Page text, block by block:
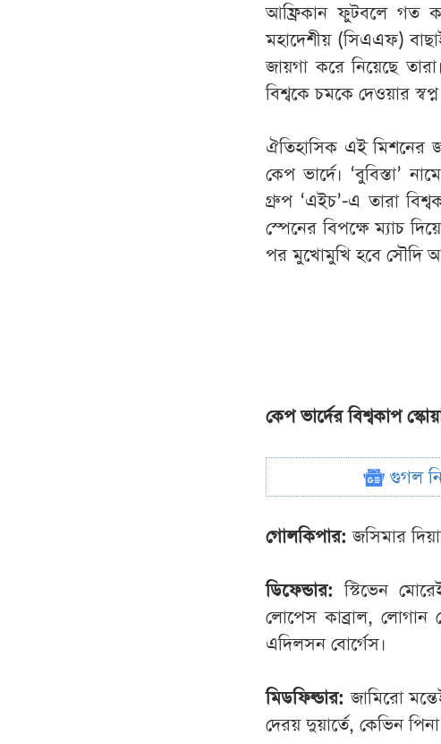
আফ্রিকান ফুটবলে গত
মহাদেশীয় (সিএএফ)
জায়গা করে নিয়েছে
বিশ্বকে চমকে দেওয়ার
ঐতিহাসিক এই মিশনের
কেপ ভার্দে। ‘বুবিস্তা’
গ্রুপ ‘এইচ’-এ তারা
স্পেনের বিপক্ষে ম্যাচ
পর মুখোমুখি হবে সৌদি
কেপ ভার্দের বিশ্বকাপ
গুগল
গোলকিপার: জসিমার
ডিফেন্ডার:স্টিভেন
লোপেস কাব্রাল, লোগান
এদিলসন বোর্গেস।
মিডফিল্ডার:জামিরো
দেরয় দুয়ার্তে, কেভিন